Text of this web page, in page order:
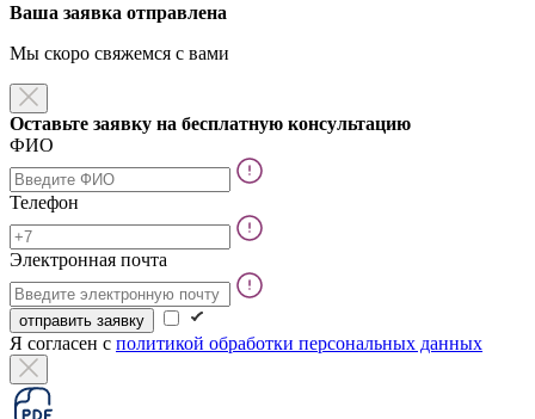
Ваша заявка отправлена
Мы скоро свяжемся с вами
Оставьте заявку на бесплатную консультацию
ФИО
Телефон
Электронная почта
отправить заявку
Я согласен с политикой обработки персональных данных